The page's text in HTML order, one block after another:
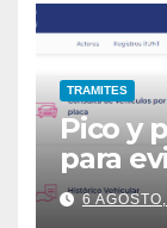
TRAMITES
Pico y
para
6